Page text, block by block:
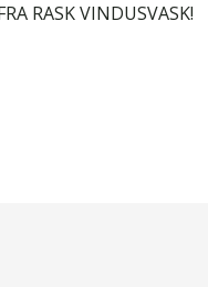
RASK VINDUSVASK!